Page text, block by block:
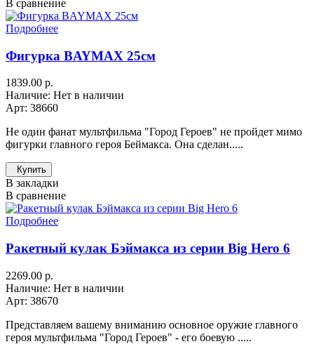
В сравнение
Подробнее
Фигурка BAYMAX 25см
1839.00 р.
Наличие: Нет в наличии
Арт: 38660
Не один фанат мультфильма "Город Героев" не пройдет мимо
фигурки главного героя Беймакса. Она сделан.....
Купить
В закладки
В сравнение
Подробнее
Ракетный кулак Бэймакса из серии Big Hero 6
2269.00 р.
Наличие: Нет в наличии
Арт: 38670
Представляем вашему вниманию основное оружие главного
героя мультфильма "Город Героев" - его боевую .....